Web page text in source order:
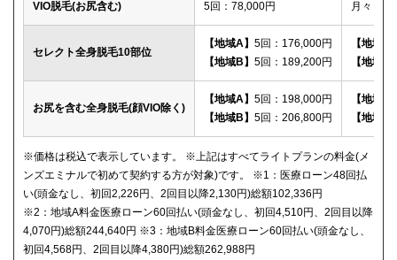
VIO脱毛(お尻含む) 5回：78,000円 月々：
セレクト全身脱毛10部位
【地域A】 5回：176,000円
【地域B】 5回：189,200円
【地域A
【地域B
お尻を含む全身脱毛(顔VIO除く)
【地域A】 5回：198,000円
【地域B】 5回：206,800円
【地域A
【地域B
※価格は税込で表示しています。 ※上記はすべてライトプランの料金(メ
ンズエミナルで初めて契約する方が対象)です。 ※1：医療ローン48回払
い(頭金なし、初回2,226円、2回目以降2,130円)総額102,336円
※2：地域A料金医療ローン60回払い(頭金なし、初回4,510円、2回目以降
4,070円)総額244,640円 ※3：地域B料金医療ローン60回払い(頭金なし、
初回4,568円、2回目以降4,380円)総額262,988円